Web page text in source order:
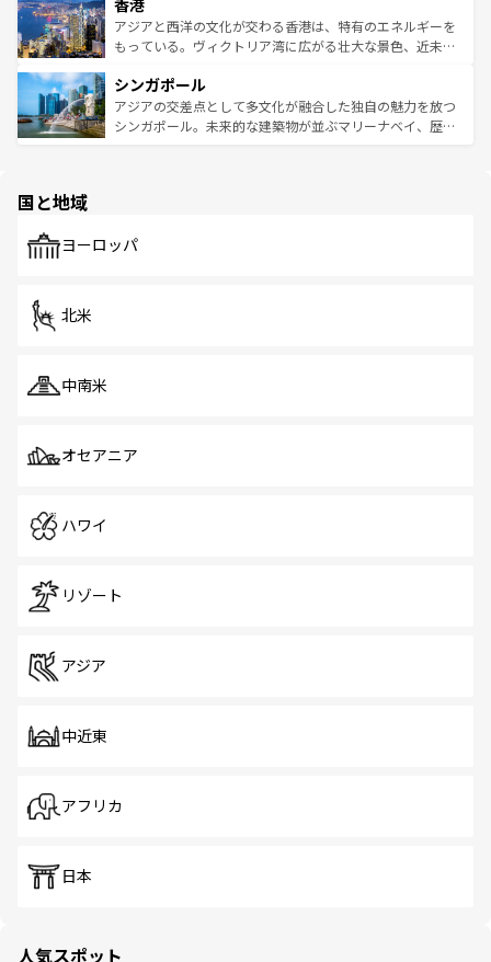
とつ。フォーやバインミー、ベトナムコーヒーなどは、ぜ
ひ現地で味わいたい。どの地域を訪れてもあたたかい人々
が旅行者を迎えてくれるので、きっと忘れられない旅にな
参照してほしい。
の活気が交差している。北部ではチェンマイなどの山岳地
帯で自然と触れ合い、南部ではプーケットやクラビの美し
いビーチでリゾート気分を楽しむことができる。タイ料理
激する。気候は一年中温暖で、どの季節にも異なる楽しみ
が待っている。親しみやすいタイの人々、仏教を中心とし
た文化、そして多様な観光資源が、訪れる旅人を魅了し続
香港
アジアと西洋の文化が交わる香港は、特有のエネルギーを
もっている。ヴィクトリア湾に広がる壮大な景色、近未来
み、どこを訪れても感動するはず。観光スポットが密集し
ており、効率よく見どころを回れるのも魅力。息をのむよ
うな絶景から文化的な体験まで、香港を存分に楽しみ尽く
シンガポール
アジアの交差点として多文化が融合した独自の魅力を放つ
シンガポール。未来的な建築物が並ぶマリーナベイ、歴史
で、ホーカーズは地元の風情を楽しめる外せないスポット
国と地域
ヨーロッパ
北米
中南米
オセアニア
ハワイ
リゾート
アジア
中近東
アフリカ
日本
人気スポット